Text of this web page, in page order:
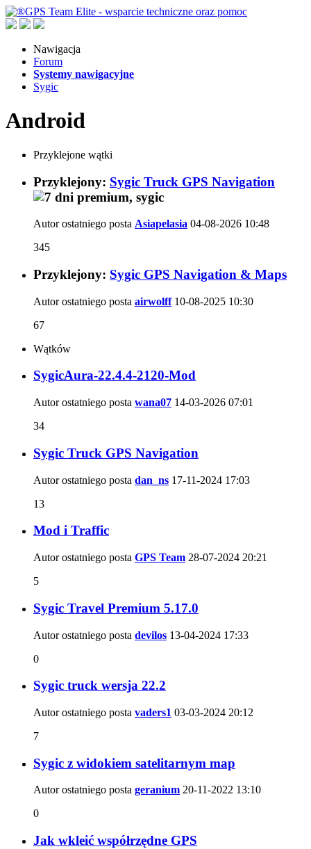
Nawigacja
Forum
Systemy nawigacyjne
Sygic
Android
Przyklejone wątki
Przyklejony: Sygic Truck GPS Navigation
Autor ostatniego posta Asiapelasia 04-08-2026 10:48
345
Przyklejony: Sygic GPS Navigation & Maps
Autor ostatniego posta airwolff 10-08-2025 10:30
67
Wątków
SygicAura-22.4.4-2120-Mod
Autor ostatniego posta wana07 14-03-2026 07:01
34
Sygic Truck GPS Navigation
Autor ostatniego posta dan_ns 17-11-2024 17:03
13
Mod i Traffic
Autor ostatniego posta GPS Team 28-07-2024 20:21
5
Sygic Travel Premium 5.17.0
Autor ostatniego posta devilos 13-04-2024 17:33
0
Sygic truck wersja 22.2
Autor ostatniego posta vaders1 03-03-2024 20:12
7
Sygic z widokiem satelitarnym map
Autor ostatniego posta geranium 20-11-2022 13:10
0
Jak wkleić współrzędne GPS